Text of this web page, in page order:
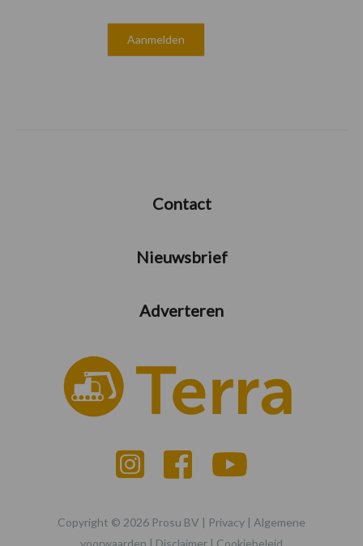
Contact
Nieuwsbrief
Adverteren
Copyright © 2026 Prosu BV | Privacy | Algemene